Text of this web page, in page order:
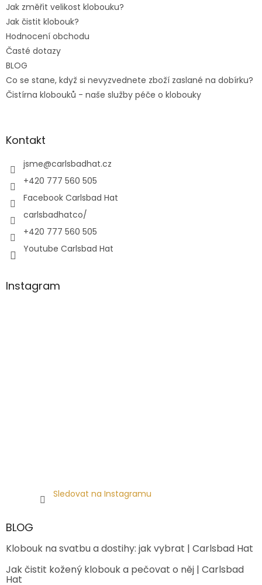
Jak změřit velikost klobouku?
Jak čistit klobouk?
Hodnocení obchodu
Časté dotazy
BLOG
Co se stane, když si nevyzvednete zboží zaslané na dobírku?
Čistírna klobouků - naše služby péče o klobouky
Kontakt
jsme@carlsbadhat.cz
+420 777 560 505
Facebook Carlsbad Hat
carlsbadhatco/
+420 777 560 505
Youtube Carlsbad Hat
Instagram
Sledovat na Instagramu
BLOG
Klobouk na svatbu a dostihy: jak vybrat | Carlsbad Hat
Jak čistit kožený klobouk a pečovat o něj | Carlsbad
Hat